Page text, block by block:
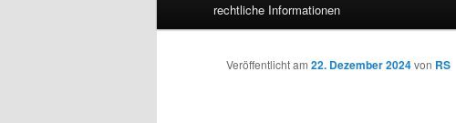
Inhalt
wechseln
rechtliche Informationen
Veröffentlicht am 22. Dezember 2024von RS